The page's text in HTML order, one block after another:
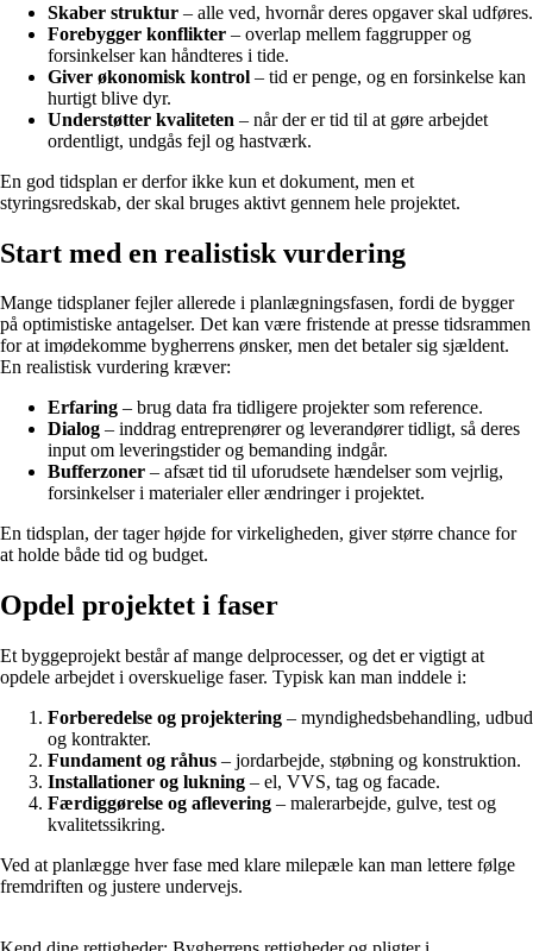
Skaber struktur – alle ved, hvornår deres opgaver skal udføres.
Forebygger konflikter – overlap mellem faggrupper og
forsinkelser kan håndteres i tide.
Giver økonomisk kontrol – tid er penge, og en forsinkelse kan
hurtigt blive dyr.
Understøtter kvaliteten – når der er tid til at gøre arbejdet
ordentligt, undgås fejl og hastværk.
En god tidsplan er derfor ikke kun et dokument, men et
styringsredskab, der skal bruges aktivt gennem hele projektet.
Start med en realistisk vurdering
Mange tidsplaner fejler allerede i planlægningsfasen, fordi de bygger
på optimistiske antagelser. Det kan være fristende at presse tidsrammen
for at imødekomme bygherrens ønsker, men det betaler sig sjældent.
En realistisk vurdering kræver:
Erfaring – brug data fra tidligere projekter som reference.
Dialog – inddrag entreprenører og leverandører tidligt, så deres
input om leveringstider og bemanding indgår.
Bufferzoner – afsæt tid til uforudsete hændelser som vejrlig,
forsinkelser i materialer eller ændringer i projektet.
En tidsplan, der tager højde for virkeligheden, giver større chance for
at holde både tid og budget.
Opdel projektet i faser
Et byggeprojekt består af mange delprocesser, og det er vigtigt at
opdele arbejdet i overskuelige faser. Typisk kan man inddele i:
Forberedelse og projektering – myndighedsbehandling, udbud
og kontrakter.
Fundament og råhus – jordarbejde, støbning og konstruktion.
Installationer og lukning – el, VVS, tag og facade.
Færdiggørelse og aflevering – malerarbejde, gulve, test og
kvalitetssikring.
Ved at planlægge hver fase med klare milepæle kan man lettere følge
fremdriften og justere undervejs.